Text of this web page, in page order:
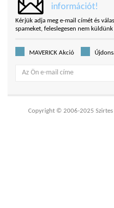
információt!
Kérjük adja meg e-mail címét és
spameket, feleslegesen nem
MAVERICK Akció
Copyright © 2006-2025 Szirtes